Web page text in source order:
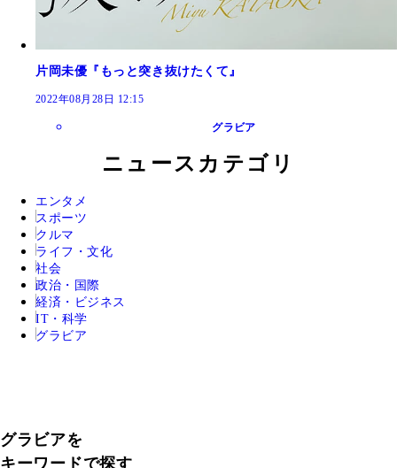
片岡未優『もっと突き抜けたくて』
2022年08月28日 12:15
グラビア
ニュースカテゴリ
エンタメ
スポーツ
クルマ
ライフ・文化
社会
政治・国際
経済・ビジネス
IT・科学
グラビア
グラビアを
キーワードで探す